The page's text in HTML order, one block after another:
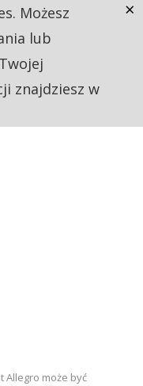
Allegro może być
Możesz
lub
znajdziesz w
×